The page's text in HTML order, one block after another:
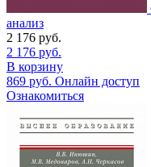
анализ
2 176 руб.
2 176 руб.
В корзину
869 руб. Онлайн доступ
Ознакомиться